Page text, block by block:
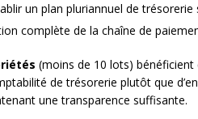
un plan pluriannuel de trésorerie
complète de la chaîne de
(moins de 10 lots) bénéficient
de trésorerie plutôt que
une transparence suffisante.